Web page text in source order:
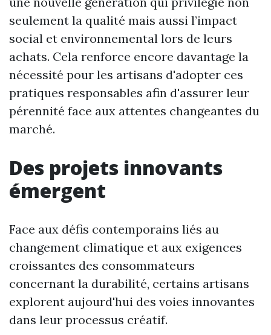
seulement la qualité mais aussi l’impact
social et environnemental lors de leurs
achats. Cela renforce encore davantage la
nécessité pour les artisans d'adopter ces
pratiques responsables afin d'assurer leur
pérennité face aux attentes changeantes du
marché.
Des projets innovants
émergent
Face aux défis contemporains liés au
changement climatique et aux exigences
croissantes des consommateurs
concernant la durabilité, certains artisans
explorent aujourd'hui des voies innovantes
dans leur processus créatif.